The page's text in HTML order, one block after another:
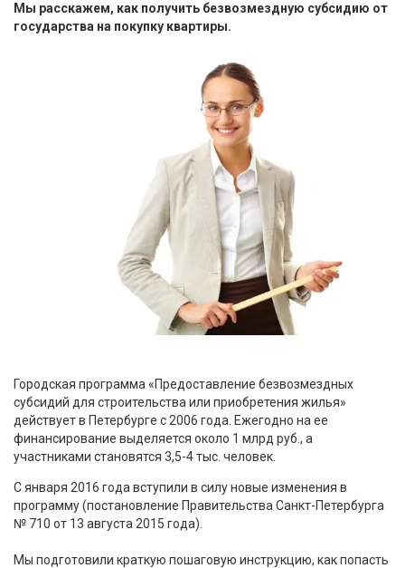
Мы расскажем, как получить безвозмездную субсидию от
государства на покупку квартиры.
Городская программа «Предоставление безвозмездных
субсидий для строительства или приобретения жилья»
действует в Петербурге с 2006 года. Ежегодно на ее
финансирование выделяется около 1 млрд руб., а
участниками становятся 3,5-4 тыс. человек.
С января 2016 года вступили в силу новые изменения в
программу (постановление Правительства Санкт-Петербурга
№ 710 от 13 августа 2015 года).
Мы подготовили краткую пошаговую инструкцию, как попасть